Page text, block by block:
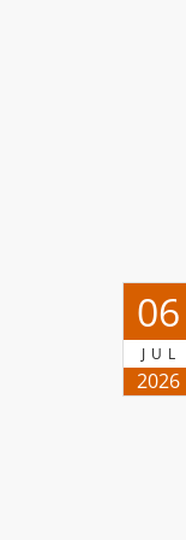
06
JUL
2026